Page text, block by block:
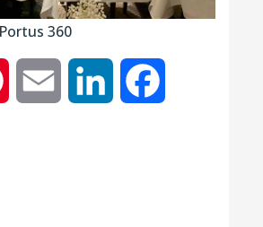
360
Pinterest Email LinkedIn